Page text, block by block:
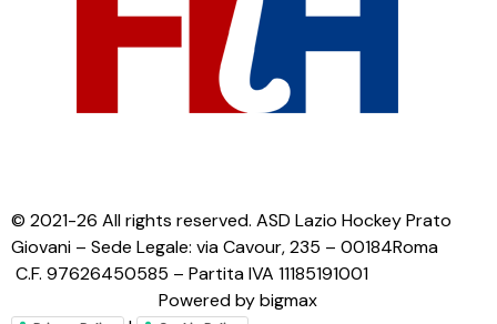
© 2021-26 All rights reserved. ASD Lazio Hockey Prato
Giovani – Sede Legale: via Cavour, 235 – 00184Roma
C.F. 97626450585 – Partita IVA 11185191001
Powered by bigmax